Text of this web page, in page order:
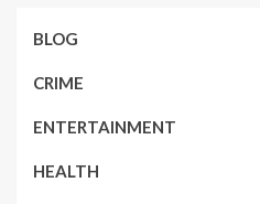
BLOG
CRIME
ENTERTAINMENT
HEALTH